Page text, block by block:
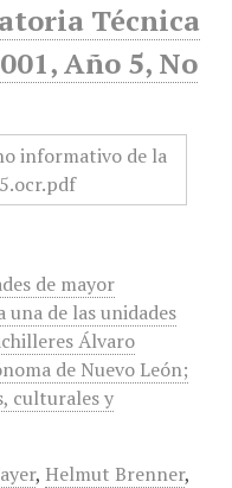
Técnica
Año 5, No
de mayor
de las unidades
Álvaro
de Nuevo León;
culturales y
, Helmut Brenner,